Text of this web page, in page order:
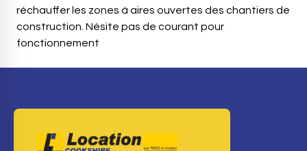
réchauffer les zones à aires ouvertes des chantiers de
construction. Nésite pas de courant pour
fonctionnement